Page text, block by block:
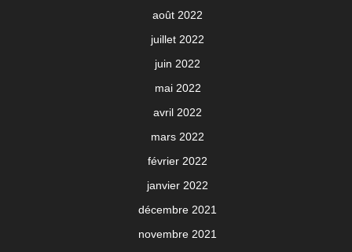
août 2022
juillet 2022
juin 2022
mai 2022
avril 2022
mars 2022
février 2022
janvier 2022
décembre 2021
novembre 2021